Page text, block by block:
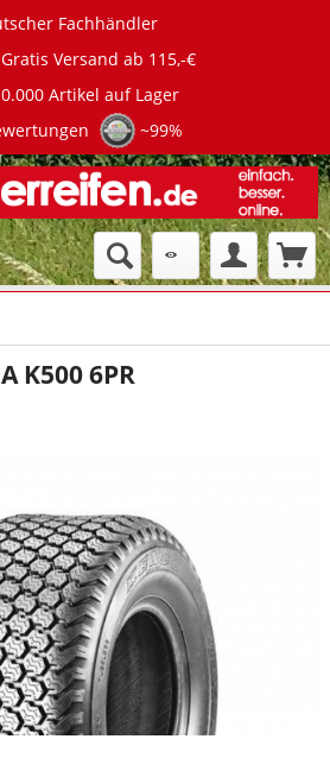
Fachhändler
Gratis Versand ab 115,-€
Artikel auf Lager
~99%
K500 6PR